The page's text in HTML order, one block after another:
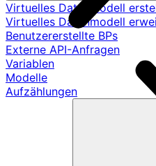
Virtuelles Datenmodell
Virtuelles Datenmodell
Benutzererstellte BPs
Externe API-Anfragen
Variablen
Modelle
Aufzählungen